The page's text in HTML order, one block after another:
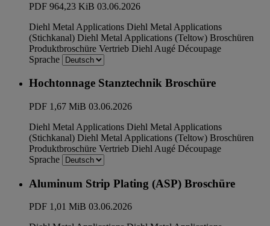
PDF 964,23 KiB 03.06.2026
Diehl Metal Applications Diehl Metal Applications
(Stichkanal) Diehl Metal Applications (Teltow) Broschüren
Produktbroschüre Vertrieb Diehl Augé Découpage
Sprache
Hochtonnage Stanztechnik Broschüre
PDF 1,67 MiB 03.06.2026
Diehl Metal Applications Diehl Metal Applications
(Stichkanal) Diehl Metal Applications (Teltow) Broschüren
Produktbroschüre Vertrieb Diehl Augé Découpage
Sprache
Aluminum Strip Plating (ASP) Broschüre
PDF 1,01 MiB 03.06.2026